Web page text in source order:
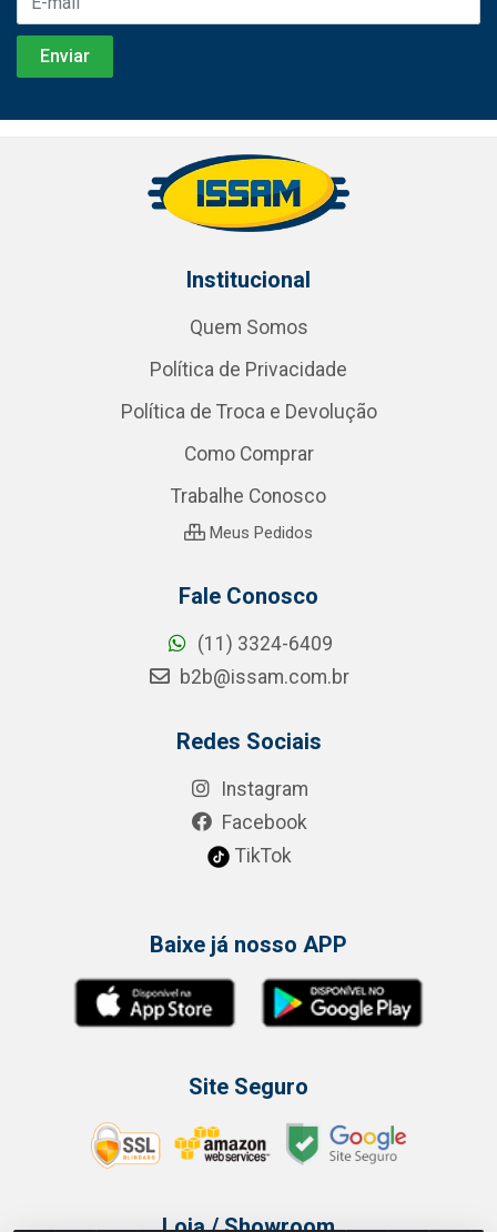
Institucional
Quem Somos
Política de Privacidade
Política de Troca e Devolução
Como Comprar
Trabalhe Conosco
Meus Pedidos
Fale Conosco
(11) 3324-6409
b2b@issam.com.br
Redes Sociais
Instagram
Facebook
TikTok
Baixe já nosso APP
Site Seguro
Loja / Showroom